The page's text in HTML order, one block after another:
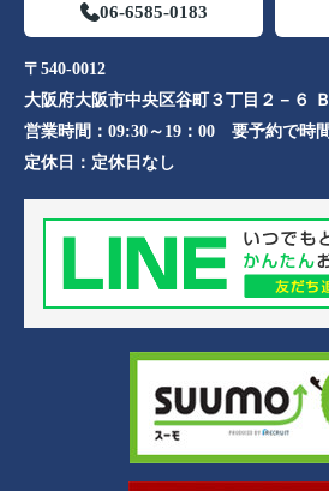
06-6585-0183
〒540-0012
大阪府大阪市中央区谷町３丁目２－６
営業時間： 09:30～19：00 要予約で時
定休日： 定休日なし